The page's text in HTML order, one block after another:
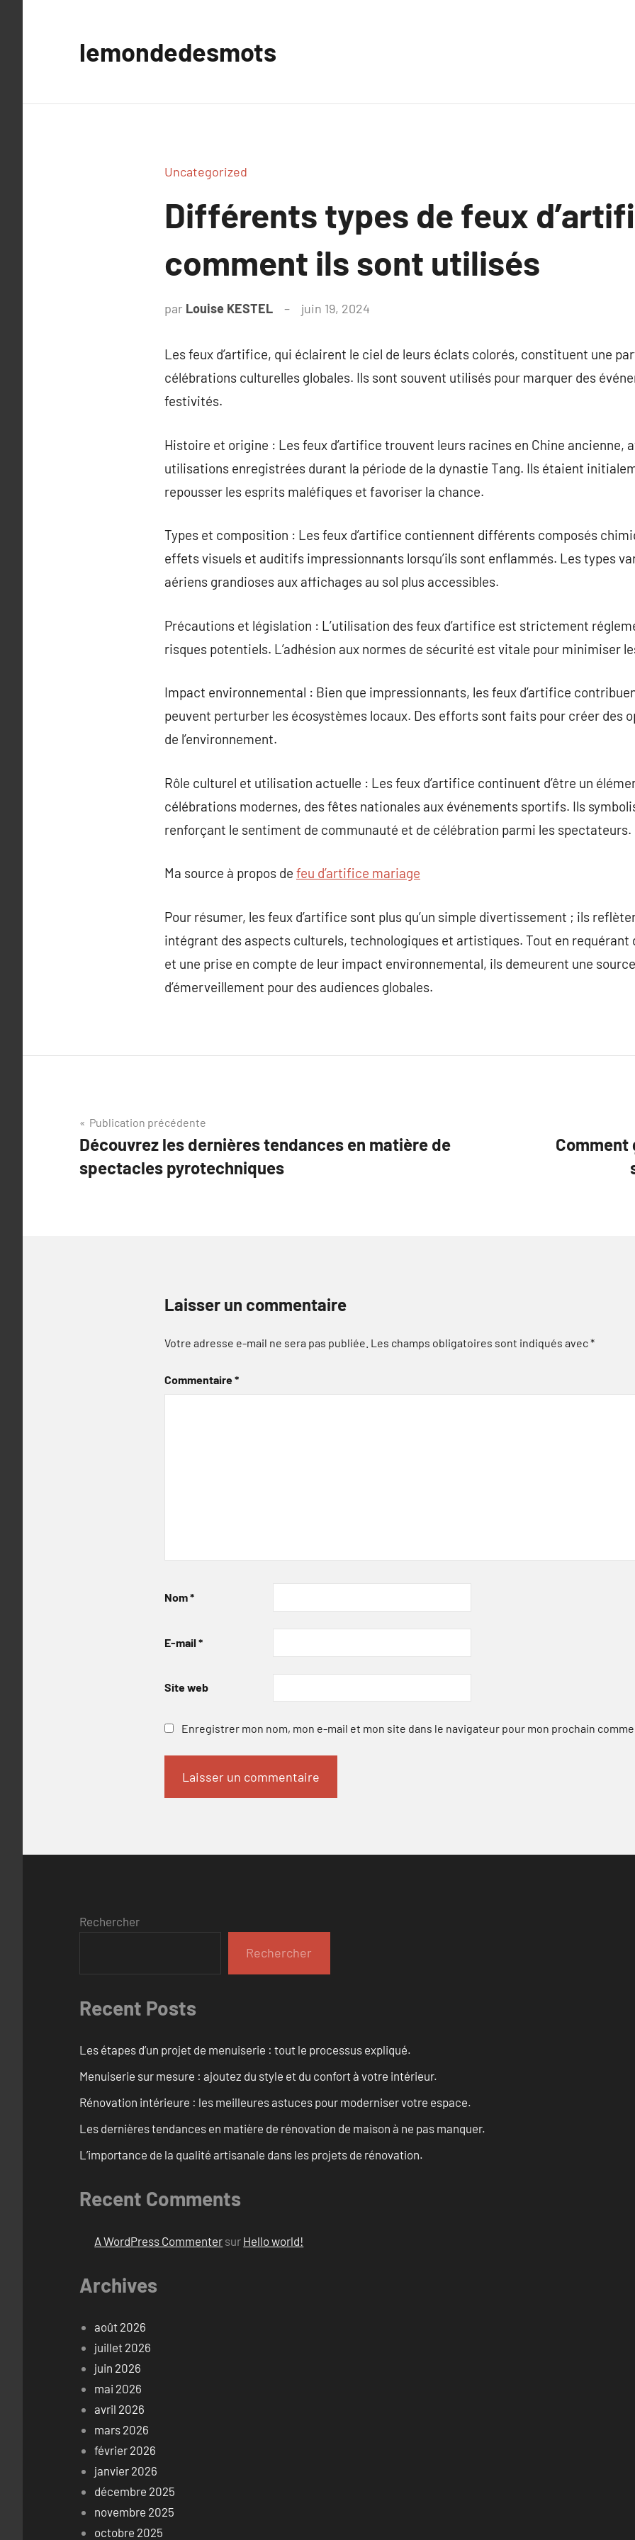
lemondedesmots
Uncategorized
Différents types de feux
comment ils sont utilisés
par Louise KESTEL juin 19, 2024
Les feux d’artifice, qui éclairent le ciel de leurs éclats colorés, constituent une
célébrations culturelles globales. Ils sont souvent utilisés pour marquer des
festivités.
Histoire et origine : Les feux d’artifice trouvent leurs racines en Chine ancienne,
utilisations enregistrées durant la période de la dynastie Tang. Ils étaient
repousser les esprits maléfiques et favoriser la chance.
Types et composition : Les feux d’artifice contiennent différents composés
effets visuels et auditifs impressionnants lorsqu’ils sont enflammés. Les types
aériens grandioses aux affichages au sol plus accessibles.
Précautions et législation : L’utilisation des feux d’artifice est strictement
risques potentiels. L’adhésion aux normes de sécurité est vitale pour minimiser
Impact environnemental : Bien que impressionnants, les feux d’artifice
peuvent perturber les écosystèmes locaux. Des efforts sont faits pour créer des
de l’environnement.
Rôle culturel et utilisation actuelle : Les feux d’artifice continuent d’être un
célébrations modernes, des fêtes nationales aux événements sportifs. Ils
renforçant le sentiment de communauté et de célébration parmi les spectateurs.
Ma source à propos de feu d’artifice mariage
Pour résumer, les feux d’artifice sont plus qu’un simple divertissement ; ils
intégrant des aspects culturels, technologiques et artistiques. Tout en requérant
et une prise en compte de leur impact environnemental, ils demeurent une
d’émerveillement pour des audiences globales.
Navigation
de
l’article
Publication précédente
Découvrez les dernières tendances en matière de
spectacles pyrotechniques
Comment
Laisser un commentaire
Votre adresse e-mail ne sera pas publiée. Les champs obligatoires sont indiqués avec*
Commentaire*
Nom*
E-mail *
Site web
Enregistrer mon nom, mon e-mail et mon site dans le navigateur pour mon prochain
Rechercher
Rechercher
Recent Posts
Les étapes d’un projet de menuiserie : tout le processus expliqué.
Menuiserie sur mesure : ajoutez du style et du confort à votre intérieur.
Rénovation intérieure : les meilleures astuces pour moderniser votre espace.
Les dernières tendances en matière de rénovation de maison à ne pas manquer.
L’importance de la qualité artisanale dans les projets de rénovation.
Recent Comments
A WordPress Commenter sur Hello world!
Archives
août 2026
juillet 2026
juin 2026
mai 2026
avril 2026
mars 2026
février 2026
janvier 2026
décembre 2025
novembre 2025
octobre 2025